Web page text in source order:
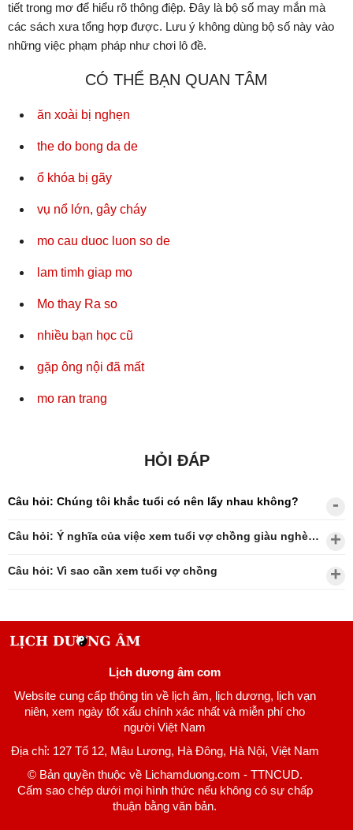
tiết trong mơ để hiểu rõ thông điệp. Đây là bộ số may mắn mà
các sách xưa tổng hợp được. Lưu ý không dùng bộ số này vào
những việc phạm pháp như chơi lô đề.
CÓ THỂ BẠN QUAN TÂM
ăn xoài bị nghẹn
the do bong da de
ổ khóa bị gãy
vụ nổ lớn, gây cháy
mo cau duoc luon so de
lam timh giap mo
Mo thay Ra so
nhiều bạn học cũ
gặp ông nội đã mất
mo ran trang
HỎI ĐÁP
Câu hỏi: Chúng tôi khắc tuổi có nên lấy nhau không?
Câu hỏi: Ý nghĩa của việc xem tuổi vợ chồng giàu nghèo?
Câu hỏi: Vì sao cần xem tuổi vợ chồng
Lịch dương âm com
Website cung cấp thông tin về lịch âm, lịch dương, lịch vạn
niên, xem ngày tốt xấu chính xác nhất và miễn phí cho
người Việt Nam
Địa chỉ: 127 Tổ 12, Mậu Lương, Hà Đông, Hà Nội, Việt Nam
© Bản quyền thuộc về Lichamduong.com - TTNCUD.
Cấm sao chép dưới mọi hình thức nếu không có sự chấp
thuận bằng văn bản.